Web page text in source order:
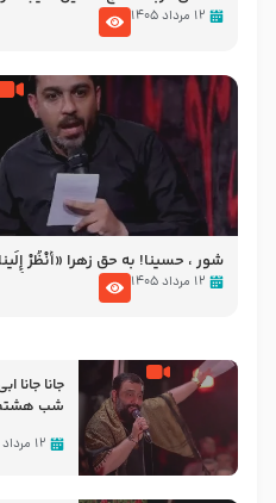
۱۲ مرداد ۱۴۰۵
شور ، حسینا! به‌ حق زهرا «أُنْظُرْ
محرّم 1405
۱۲ مرداد ۱۴۰۵
جانا جانا
۱۲ مرداد ۱۴۰۵